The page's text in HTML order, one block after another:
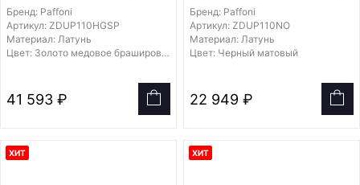
лейка и держатель из
металла, шланг металл
1200мм, встраиваемая
часть в комплекте
Бренд: Paffoni
Артикул: ZDUP110HGSP
Материал: Латунь
Цвет: Золото медовое брашированное
41 593 ₽
лейка и держатель из
металла, шланг PVC
1200мм, встраиваемая
часть в комплекте
Бренд: Paffoni
Артикул: ZDUP110NO
Материал: Латунь
Цвет: Черный матовый
22 949 ₽
ХИТ ХИТ